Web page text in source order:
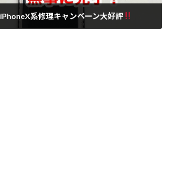
iPhoneX系修理キャンペーン大好評